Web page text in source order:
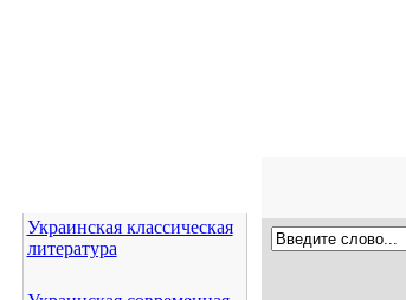
Украинская классическая
литература